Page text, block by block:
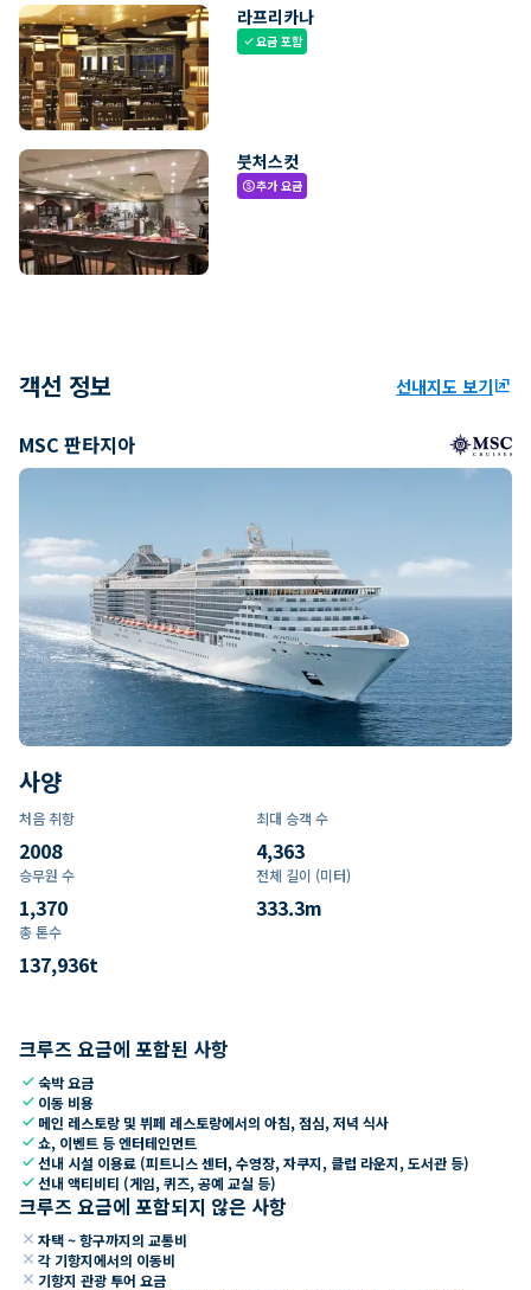
라프리카나
check요금 포함
붓처스컷
paid추가 요금
객선 정보 선내지도 보기ungroup
MSC 판타지아
사양
처음 취항
2008
최대 승객 수
4,363
승무원 수
1,370
전체 길이 (미터)
333.3m
총 톤수
137,936t
크루즈 요금에 포함된 사항
check숙박 요금
check 이동 비용
check 메인 레스토랑 및 뷔페 레스토랑에서의 아침, 점심, 저녁 식사
check쇼, 이벤트 등 엔터테인먼트
check선내 시설 이용료 (피트니스 센터, 수영장, 자쿠지, 클럽 라운지, 도서관 등)
check선내 액티비티 (게임, 퀴즈, 공예 교실 등)
크루즈 요금에 포함되지 않은 사항
close 자택 ~ 항구까지의 교통비
close 각 기항지에서의 이동비
close 기항지 관광 투어 요금